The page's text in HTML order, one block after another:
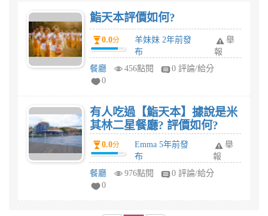
鮨天本評價如何?
0.0分
羊妹妹 2年前發
布
舉
報
餐廳
456點閱
0 評論/給分
0
有人吃過【鮨天本】據說是米
其林二星餐廳? 評價如何?
0.0分
Emma 5年前發
布
舉
報
餐廳
976點閱
0 評論/給分
0